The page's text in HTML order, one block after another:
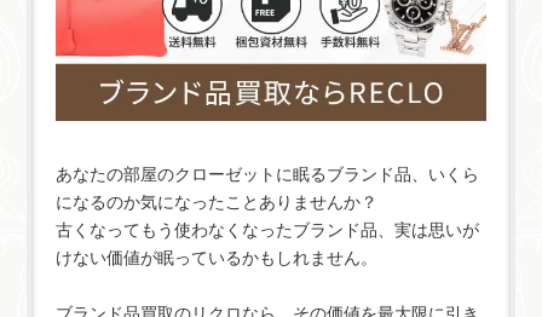
あなたの部屋のクローゼットに眠るブランド品、いくら
になるのか気になったことありませんか？
古くなってもう使わなくなったブランド品、実は思いが
けない価値が眠っているかもしれません。